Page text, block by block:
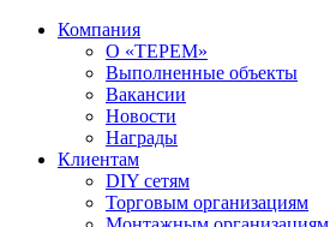
Компания
О «ТЕРЕМ»
Выполненные объекты
Вакансии
Новости
Награды
Клиентам
DIY сетям
Торговым организациям